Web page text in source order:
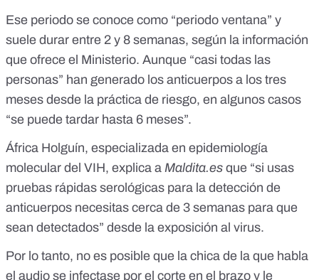
Ese periodo se conoce como “periodo ventana” y
suele durar entre 2 y 8 semanas, según la información
que ofrece el Ministerio. Aunque “casi todas las
personas” han generado los anticuerpos a los tres
meses desde la práctica de riesgo, en algunos casos
“se puede tardar hasta 6 meses”.
África Holguín, especializada en epidemiología
molecular del VIH, explica a Maldita.es que “si usas
pruebas rápidas serológicas para la detección de
anticuerpos necesitas cerca de 3 semanas para que
sean detectados” desde la exposición al virus.
Por lo tanto, no es posible que la chica de la que habla
el audio se infectase por el corte en el brazo y le